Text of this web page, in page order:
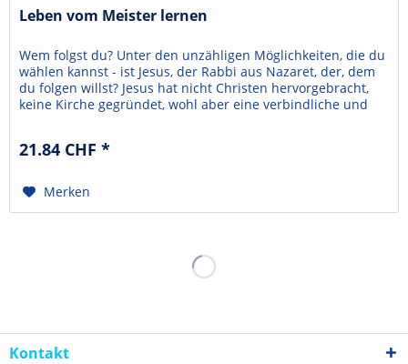
Leben vom Meister lernen
Wem folgst du? Unter den unzähligen Möglichkeiten, die du
wählen kannst - ist Jesus, der Rabbi aus Nazaret, der, dem
du folgen willst? Jesus hat nicht Christen hervorgebracht,
keine Kirche gegründet, wohl aber eine verbindliche und
Leben von ihm zu lernen, indem du...
21.84 CHF *
Merken
Kontakt